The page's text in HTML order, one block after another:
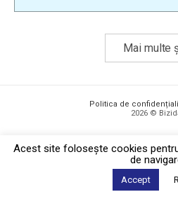
Mai multe
Politica de
2026 ©
Acest site foloseşte cookies
de
Accept